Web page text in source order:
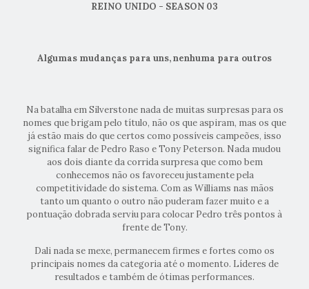
REINO UNIDO - SEASON 03
Algumas mudanças para uns, nenhuma para outros
Na batalha em Silverstone nada de muitas surpresas para os
nomes que brigam pelo título, não os que aspiram, mas os que
já estão mais do que certos como possíveis campeões, isso
significa falar de Pedro Raso e Tony Peterson. Nada mudou
aos dois diante da corrida surpresa que como bem
conhecemos não os favoreceu justamente pela
competitividade do sistema. Com as Williams nas mãos
tanto um quanto o outro não puderam fazer muito e a
pontuação dobrada serviu para colocar Pedro três pontos à
frente de Tony.
Dali nada se mexe, permanecem firmes e fortes como os
principais nomes da categoria até o momento. Líderes de
resultados e também de ótimas performances.